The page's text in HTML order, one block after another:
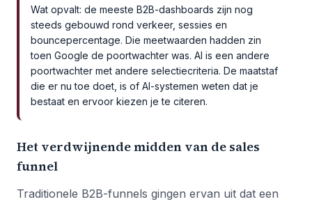
Wat opvalt: de meeste B2B-dashboards zijn nog
steeds gebouwd rond verkeer, sessies en
bouncepercentage. Die meetwaarden hadden zin
toen Google de poortwachter was. AI is een andere
poortwachter met andere selectiecriteria. De maatstaf
die er nu toe doet, is of AI-systemen weten dat je
bestaat en ervoor kiezen je te citeren.
Het verdwijnende midden van de sales
funnel
Traditionele B2B-funnels gingen ervan uit dat een